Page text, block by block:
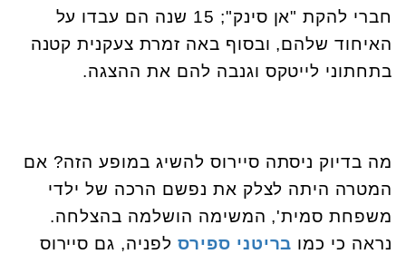
חברי להקת "אן סינק"; 15 שנה הם עבדו על
האיחוד שלהם, ובסוף באה זמרת צעקנית קטנה
בתחתוני לייטקס וגנבה להם את ההצגה.
מה בדיוק ניסתה סיירוס להשיג במופע הזה? אם
המטרה היתה לצלק את נפשם הרכה של ילדי
משפחת סמית', המשימה הושלמה בהצלחה.
נראה כי כמו בריטני ספירס לפניה, גם סיירוס